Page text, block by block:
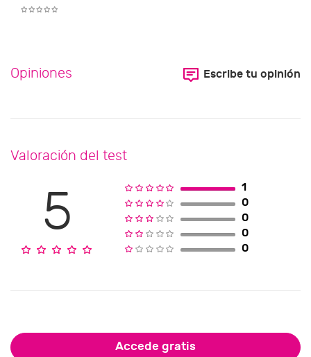
Opiniones Escribe tu opinión
Valoración del test
5
1
0
0
0
0
Accede gratis